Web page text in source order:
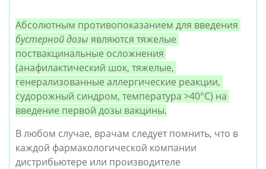
бустерной дозы являются тяжелые
поствакцинальные осложнения
(анафилактический шок, тяжелые,
генерализованные аллергические реакции,
судорожный синдром, температура >40°С) на
введение первой дозы вакцины.
В любом случае, врачам следует помнить, что в
каждой фармакологической компании
дистрибьютере или производителе